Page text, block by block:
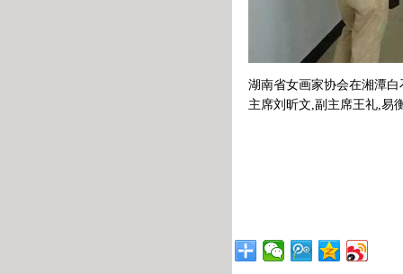
湖南省女画家协会在湘潭
主席刘昕文,副主席王礼,易